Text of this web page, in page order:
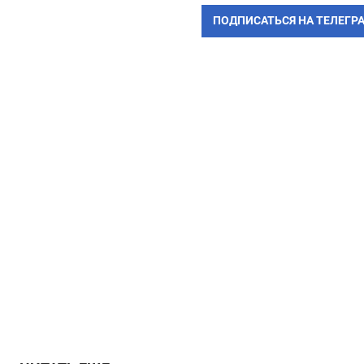
ПОДПИСАТЬСЯ НА